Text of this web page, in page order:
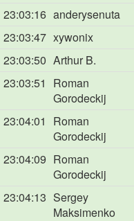
23:03:16 anderysenuta
23:03:47 xywonix
23:03:50 Arthur B.
23:03:51
Roman
Gorodeckij
23:04:01
Roman
Gorodeckij
23:04:09 Roman
Gorodeckij
23:04:13 Sergey
Maksimenko